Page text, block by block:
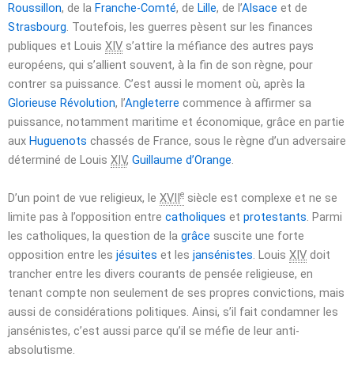
Roussillon, de la Franche-Comté, de Lille, de l’Alsace et de
Strasbourg. Toutefois, les guerres pèsent sur les finances
publiques et Louis XIV s’attire la méfiance des autres pays
européens, qui s’allient souvent, à la fin de son règne, pour
contrer sa puissance. C’est aussi le moment où, après la
Glorieuse Révolution, l’Angleterre commence à affirmer sa
puissance, notamment maritime et économique, grâce en partie
aux Huguenots chassés de France, sous le règne d’un adversaire
déterminé de Louis XIV, Guillaume d’Orange.
D’un point de vue religieux, le XVIIe siècle est complexe et ne se
limite pas à l’opposition entre catholiques et protestants. Parmi
les catholiques, la question de la grâce suscite une forte
opposition entre les jésuites et les jansénistes. Louis XIV doit
trancher entre les divers courants de pensée religieuse, en
tenant compte non seulement de ses propres convictions, mais
aussi de considérations politiques. Ainsi, s’il fait condamner les
jansénistes, c’est aussi parce qu’il se méfie de leur anti-
absolutisme.